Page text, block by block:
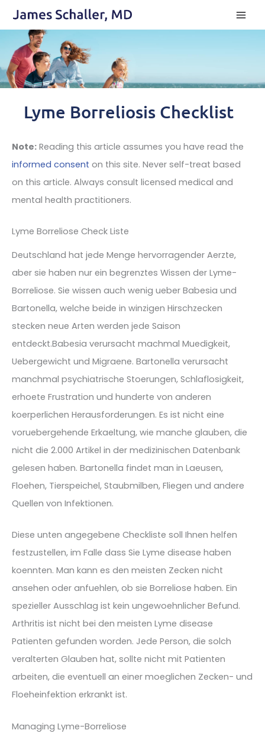
content
Lyme Borreliosis Checklist
Note: Reading this article assumes you have read the
informed consent on this site. Never self-treat based
on this article. Always consult licensed medical and
mental health practitioners.
Lyme Borreliose Check Liste
Deutschland hat jede Menge hervorragender Aerzte,
aber sie haben nur ein begrenztes Wissen der Lyme-
Borreliose. Sie wissen auch wenig ueber Babesia und
Bartonella, welche beide in winzigen Hirschzecken
stecken neue Arten werden jede Saison
entdeckt.Babesia verursacht machmal Muedigkeit,
Uebergewicht und Migraene. Bartonella verursacht
manchmal psychiatrische Stoerungen, Schlaflosigkeit,
erhoete Frustration und hunderte von anderen
koerperlichen Herausforderungen. Es ist nicht eine
voruebergehende Erkaeltung, wie manche glauben, die
nicht die 2.000 Artikel in der medizinischen Datenbank
gelesen haben. Bartonella findet man in Laeusen,
Floehen, Tierspeichel, Staubmilben, Fliegen und andere
Quellen von Infektionen.
Diese unten angegebene Checkliste soll Ihnen helfen
festzustellen, im Falle dass Sie Lyme disease haben
koennten. Man kann es den meisten Zecken nicht
ansehen oder anfuehlen, ob sie Borreliose haben. Ein
spezieller Ausschlag ist kein ungewoehnlicher Befund.
Arthritis ist nicht bei den meisten Lyme disease
Patienten gefunden worden. Jede Person, die solch
veralterten Glauben hat, sollte nicht mit Patienten
arbeiten, die eventuell an einer moeglichen Zecken- und
Floeheinfektion erkrankt ist.
Managing Lyme-Borreliose